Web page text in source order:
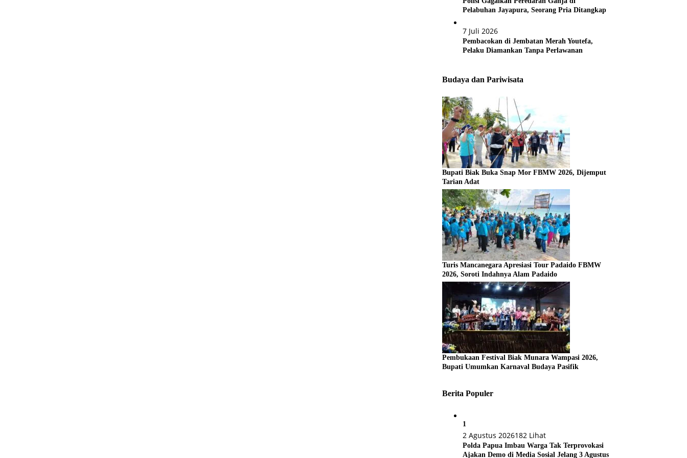
Pelabuhan Jayapura, Seorang Pria Ditangkap
7 Juli 2026
Pembacokan di Jembatan Merah Youtefa,
Pelaku Diamankan Tanpa Perlawanan
Budaya dan Pariwisata
Bupati Biak Buka Snap Mor FBMW 2026, Dijemput
Tarian Adat
Turis Mancanegara Apresiasi Tour Padaido FBMW
2026, Soroti Indahnya Alam Padaido
Pembukaan Festival Biak Munara Wampasi 2026,
Bupati Umumkan Karnaval Budaya Pasifik
Berita Populer
1
2 Agustus 2026182 Lihat
Polda Papua Imbau Warga Tak Terprovokasi
Ajakan Demo di Media Sosial Jelang 3 Agustus